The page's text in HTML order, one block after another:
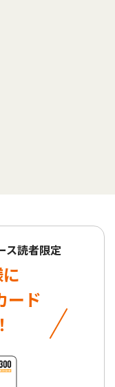
ス読者限定
ード